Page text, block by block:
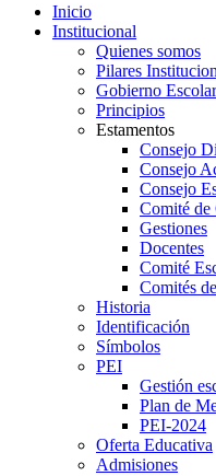
Inicio
Institucional
Quienes somos
Pilares
Gobierno Escolar
Principios
Estamentos
Consejo
Consejo
Consejo
Comité de
Gestiones
Docentes
Comité
Comités
Historia
Identificación
Símbolos
PEI
Gestión
Plan de
PEI-2024
Oferta Educativa
Admisiones